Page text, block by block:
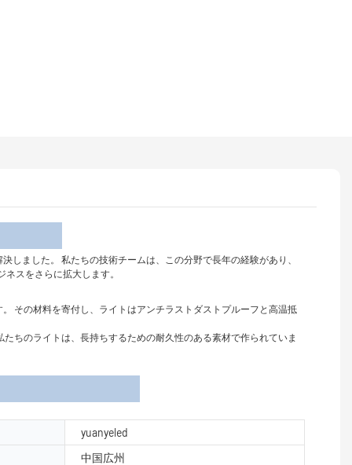
しました。 私たちの技術チームは、この分野で長年の経験があり、
スをさらに拡大します。
その材料を寄付し、ライトはアンチラストダストプルーフと高温抵
ちのライトは、長持ちするための耐久性のある素材で作られていま
yuanyeled
中国広州